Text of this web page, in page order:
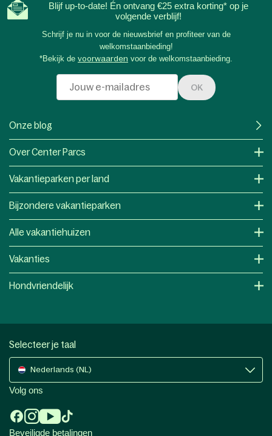
Blijf up-to-date! Én ontvang €25 extra korting* op je
volgende verblijf!
Schrijf je nu in voor de nieuwsbrief en profiteer van de
welkomstaanbieding!
*Bekijk de voorwaarden voor de welkomstaanbieding.
OK
Onze blog
Over Center Parcs
Vakantieparken per land
Bijzondere vakantieparken
Alle vakantiehuizen
Vakanties
Hondvriendelijk
Selecteer je taal
Nederlands (NL)
Volg ons
Beveiligde betalingen